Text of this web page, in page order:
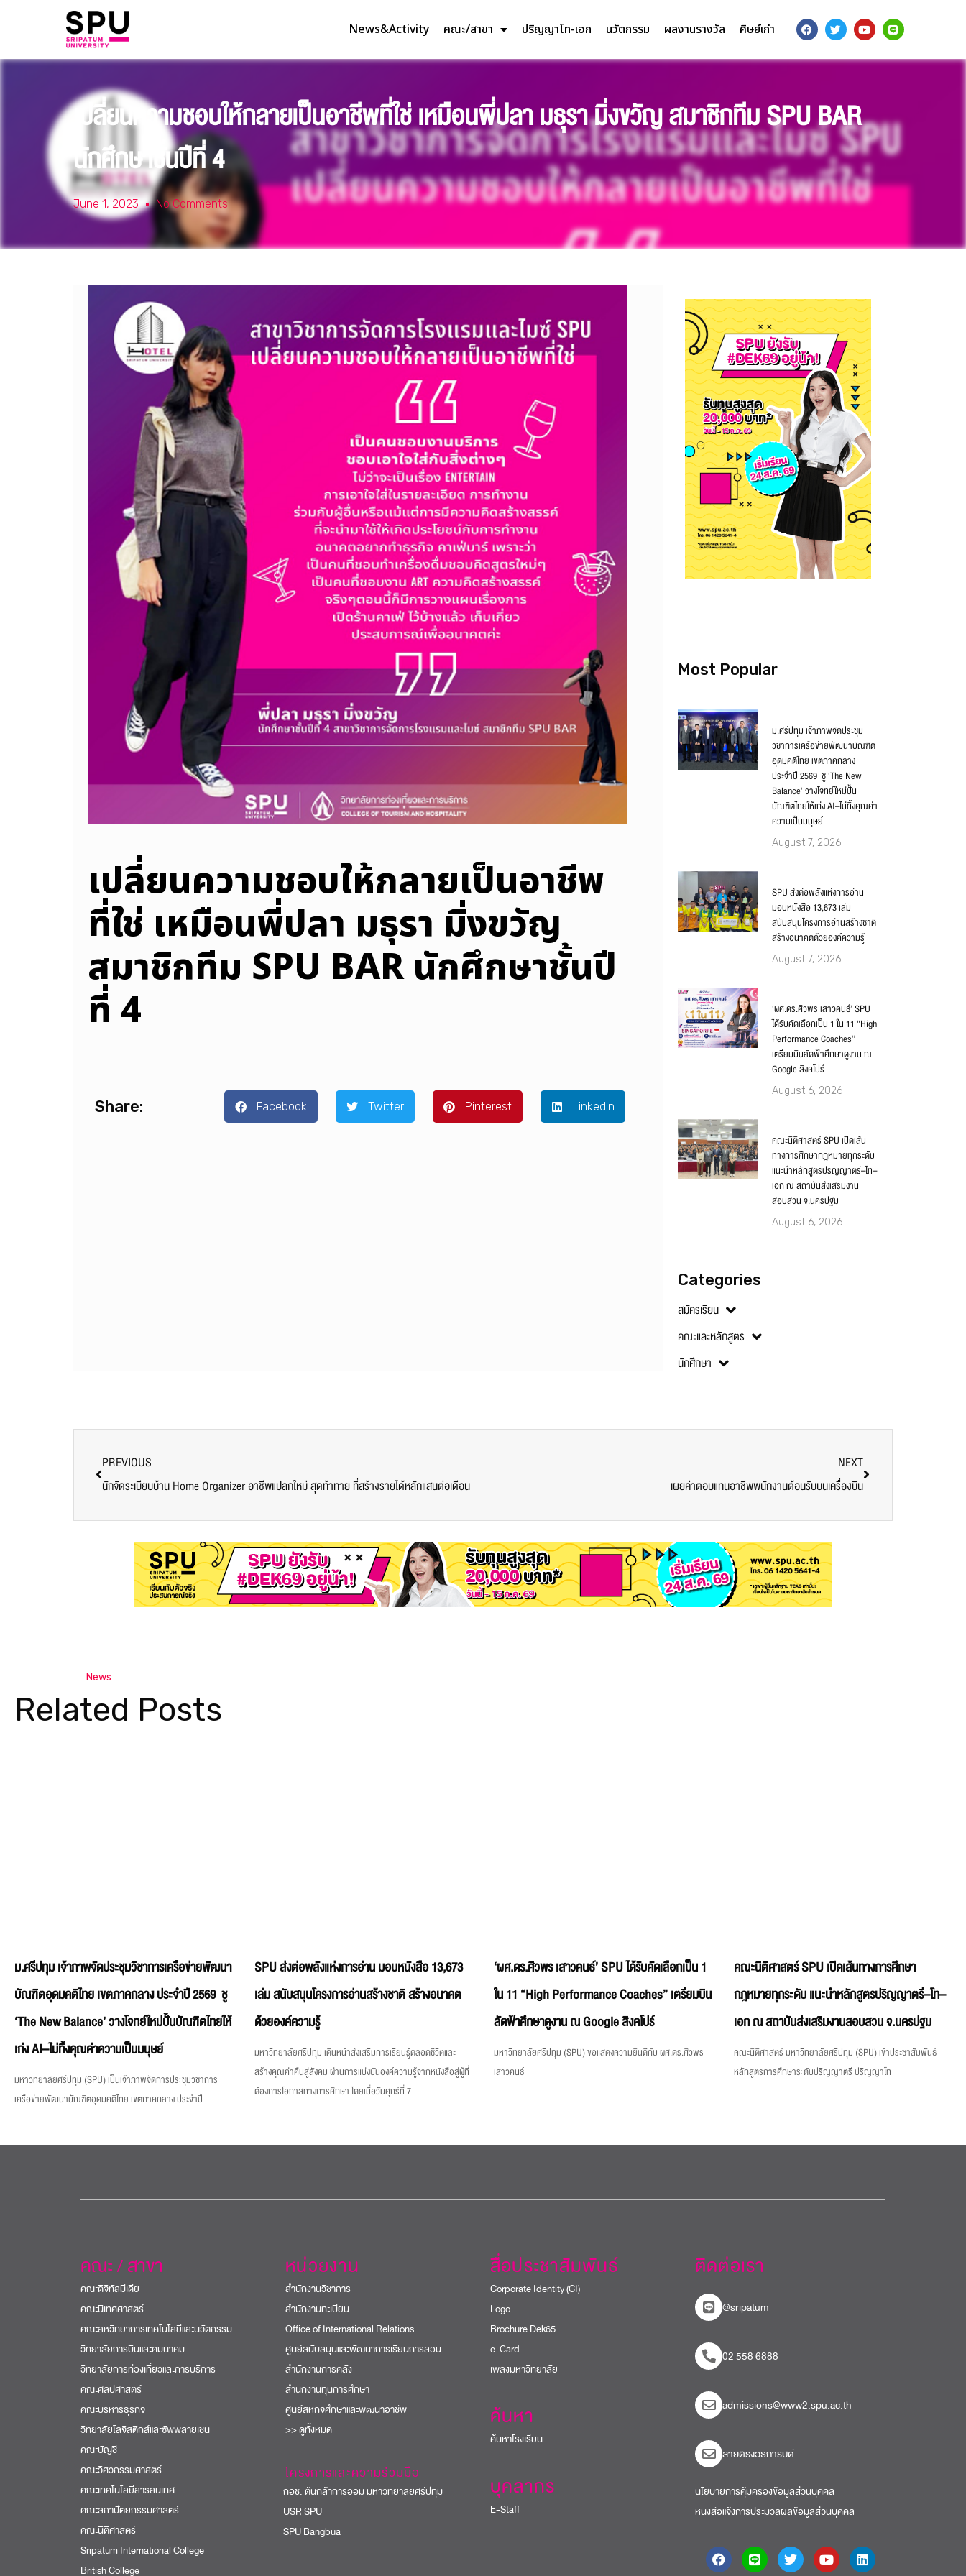
News&Activity คณะ/สาขา ปริญญาโท-เอก นวัตกรรม ผลงานรางวัล ศิษย์เก่า
เปลี่ยนความชอบให้กลายเป็นอาชีพที่ใช่ เหมือนพี่ปลา มธุรา มิ่งขวัญ สมาชิกทีม SPU BAR
นักศึกษาชั้นปีที่ 4
June 1, 2023 No Comments
เปลี่ยนความชอบให้กลายเป็นอาชีพ
ที่ใช่ เหมือนพี่ปลา มธุรา มิ่งขวัญ
สมาชิกทีม SPU BAR นักศึกษาชั้นปี
ที่ 4
Share: Facebook Twitter Pinterest LinkedIn
Most Popular
ม.ศรีปทุม เจ้าภาพจัดประชุม
วิชาการเครือข่ายพัฒนาบัณฑิต
อุดมคติไทย เขตภาคกลาง
ประจำปี 2569 ชู ‘The New
Balance’ วางโจทย์ใหม่ปั้น
บัณฑิตไทยให้เก่ง AI–ไม่ทิ้งคุณค่า
ความเป็นมนุษย์
August 7, 2026
SPU ส่งต่อพลังแห่งการอ่าน
มอบหนังสือ 13,673 เล่ม
สนับสนุนโครงการอ่านสร้างชาติ
สร้างอนาคตด้วยองค์ความรู้
August 7, 2026
‘ผศ.ดร.ศิวพร เสาวคนธ์’ SPU
ได้รับคัดเลือกเป็น 1 ใน 11 “High
Performance Coaches”
เตรียมบินลัดฟ้าศึกษาดูงาน ณ
Google สิงคโปร์
August 6, 2026
คณะนิติศาสตร์ SPU เปิดเส้น
ทางการศึกษากฎหมายทุกระดับ
แนะนำหลักสูตรปริญญาตรี–โท–
เอก ณ สถาบันส่งเสริมงาน
สอบสวน จ.นครปฐม
August 6, 2026
Categories
สมัครเรียน
คณะและหลักสูตร
นักศึกษา
PREVIOUS
นักจัดระเบียบบ้าน Home Organizer อาชีพแปลกใหม่ สุดท้าทาย ที่สร้างรายได้หลักแสนต่อเดือน
NEXT
เผยค่าตอบแทนอาชีพพนักงานต้อนรับบนเครื่องบิน
News
Related Posts
ม.ศรีปทุม เจ้าภาพจัดประชุมวิชาการเครือข่ายพัฒนา
บัณฑิตอุดมคติไทย เขตภาคกลาง ประจำปี 2569 ชู
‘The New Balance’ วางโจทย์ใหม่ปั้นบัณฑิตไทยให้
เก่ง AI–ไม่ทิ้งคุณค่าความเป็นมนุษย์
มหาวิทยาลัยศรีปทุม (SPU) เป็นเจ้าภาพจัดการประชุมวิชาการ
เครือข่ายพัฒนาบัณฑิตอุดมคติไทย เขตภาคกลาง ประจำปี
SPU ส่งต่อพลังแห่งการอ่าน มอบหนังสือ 13,673
เล่ม สนับสนุนโครงการอ่านสร้างชาติ สร้างอนาคต
ด้วยองค์ความรู้
มหาวิทยาลัยศรีปทุม เดินหน้าส่งเสริมการเรียนรู้ตลอดชีวิตและ
สร้างคุณค่าคืนสู่สังคม ผ่านการแบ่งปันองค์ความรู้จากหนังสือสู่ผู้ที่
ต้องการโอกาสทางการศึกษา โดยเมื่อวันศุกร์ที่ 7
‘ผศ.ดร.ศิวพร เสาวคนธ์’ SPU ได้รับคัดเลือกเป็น 1
ใน 11 “High Performance Coaches” เตรียมบิน
ลัดฟ้าศึกษาดูงาน ณ Google สิงคโปร์
มหาวิทยาลัยศรีปทุม (SPU) ขอแสดงความยินดีกับ ผศ.ดร.ศิวพร
เสาวคนธ์
คณะนิติศาสตร์ SPU เปิดเส้นทางการศึกษา
กฎหมายทุกระดับ แนะนำหลักสูตรปริญญาตรี–โท–
เอก ณ สถาบันส่งเสริมงานสอบสวน จ.นครปฐม
คณะนิติศาสตร์ มหาวิทยาลัยศรีปทุม (SPU) เข้าประชาสัมพันธ์
หลักสูตรการศึกษาระดับปริญญาตรี ปริญญาโท
คณะ / สาขา
คณะดิจิทัลมีเดีย
คณะนิเทศศาสตร์
คณะสหวิทยาการเทคโนโลยีและนวัตกรรม
วิทยาลัยการบินและคมนาคม
วิทยาลัยการท่องเที่ยวและการบริการ
คณะศิลปศาสตร์
คณะบริหารธุรกิจ
วิทยาลัยโลจิสติกส์และซัพพลายเชน
คณะบัญชี
คณะวิศวกรรมศาสตร์
คณะเทคโนโลยีสารสนเทศ
คณะสถาปัตยกรรมศาสตร์
คณะนิติศาสตร์
Sripatum International College
British College
หน่วยงาน
สำนักงานวิชาการ
สำนักงานทะเบียน
Office of International Relations
ศูนย์สนับสนุนและพัฒนาการเรียนการสอน
สำนักงานการคลัง
สำนักงานทุนการศึกษา
ศูนย์สหกิจศึกษาและพัฒนาอาชีพ
>> ดูทั้งหมด
โครงการและความร่วมมือ
กอช. ต้นกล้าการออม มหาวิทยาลัยศรีปทุม
USR SPU
SPU Bangbua
สื่อประชาสัมพันธ์
Corporate Identity (CI)
Logo
Brochure Dek65
e-Card
เพลงมหาวิทยาลัย
ค้นหา
ค้นหาโรงเรียน
บุคลากร
E-Staff
ติดต่อเรา
@sripatum
02 558 6888
admissions@www2.spu.ac.th
สายตรงอธิการบดี​
นโยบายการคุ้มครองข้อมูลส่วนบุคคล
หนังสือแจ้งการประมวลผลข้อมูลส่วนบุคคล